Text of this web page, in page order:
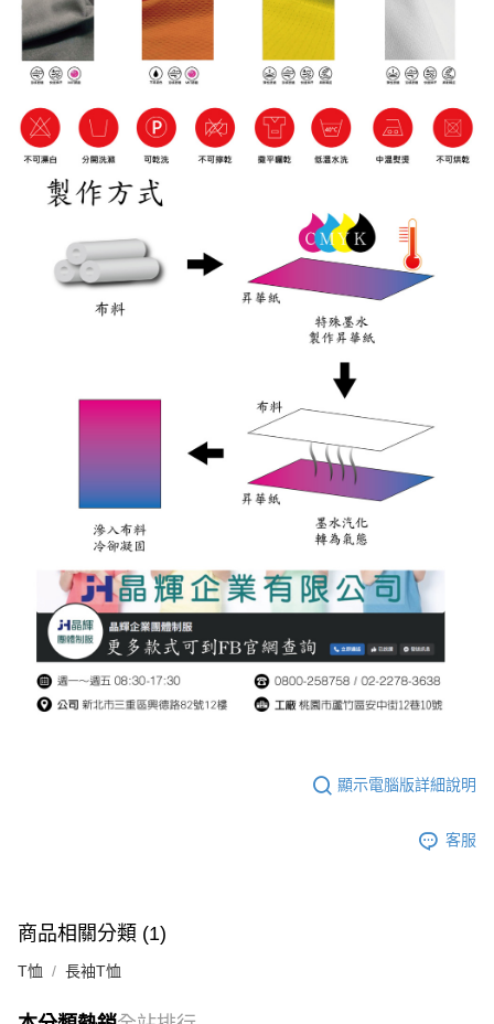
顯示電腦版詳細說明
客服
商品相關分類 (1)
T恤 長袖T恤